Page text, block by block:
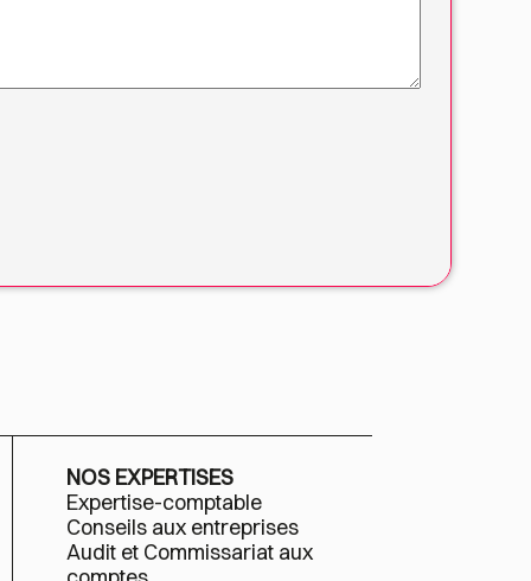
NOS EXPERTISES
Expertise-comptable
Conseils aux entreprises
Audit et Commissariat aux